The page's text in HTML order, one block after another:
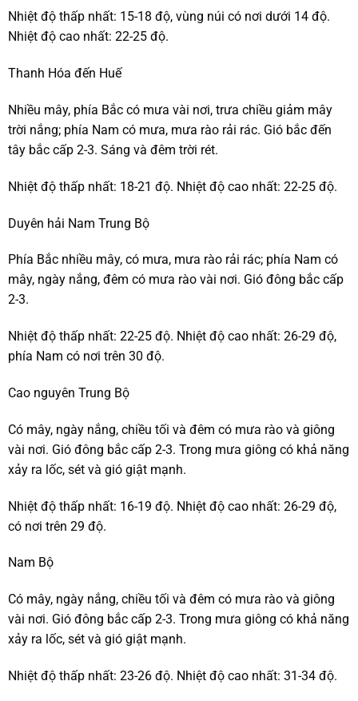
Nhiệt độ thấp nhất: 15-18 độ, vùng núi có nơi dưới 14 độ.
Nhiệt độ cao nhất: 22-25 độ.
Thanh Hóa đến Huế
Nhiều mây, phía Bắc có mưa vài nơi, trưa chiều giảm mây
trời nắng; phía Nam có mưa, mưa rào rải rác. Gió bắc đến
tây bắc cấp 2-3. Sáng và đêm trời rét.
Nhiệt độ thấp nhất: 18-21 độ. Nhiệt độ cao nhất: 22-25 độ.
Duyên hải Nam Trung Bộ
Phía Bắc nhiều mây, có mưa, mưa rào rải rác; phía Nam có
mây, ngày nắng, đêm có mưa rào vài nơi. Gió đông bắc cấp
2-3.
Nhiệt độ thấp nhất: 22-25 độ. Nhiệt độ cao nhất: 26-29 độ,
phía Nam có nơi trên 30 độ.
Cao nguyên Trung Bộ
Có mây, ngày nắng, chiều tối và đêm có mưa rào và giông
vài nơi. Gió đông bắc cấp 2-3. Trong mưa giông có khả năng
xảy ra lốc, sét và gió giật mạnh.
Nhiệt độ thấp nhất: 16-19 độ. Nhiệt độ cao nhất: 26-29 độ,
có nơi trên 29 độ.
Nam Bộ
Có mây, ngày nắng, chiều tối và đêm có mưa rào và giông
vài nơi. Gió đông bắc cấp 2-3. Trong mưa giông có khả năng
xảy ra lốc, sét và gió giật mạnh.
Nhiệt độ thấp nhất: 23-26 độ. Nhiệt độ cao nhất: 31-34 độ.